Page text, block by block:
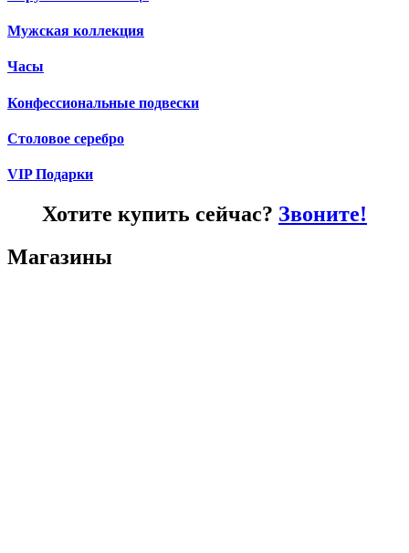
Мужская коллекция
Часы
Конфессиональные подвески
Столовое серебро
VIP Подарки
Хотите купить сейчас? Звоните!
Магазины